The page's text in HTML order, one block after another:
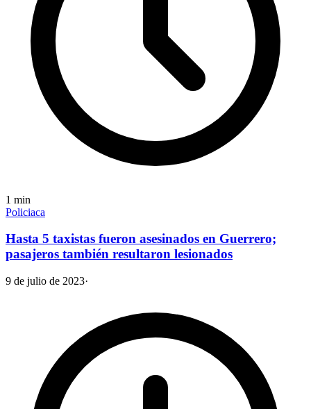
1 min
Policiaca
Hasta 5 taxistas fueron asesinados en Guerrero;
pasajeros también resultaron lesionados
9 de julio de 2023·